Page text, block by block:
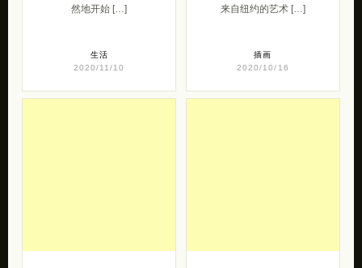
然地开始 […]
生活
2020/11/10
来自纽约的艺术 […]
插画
2020/10/16